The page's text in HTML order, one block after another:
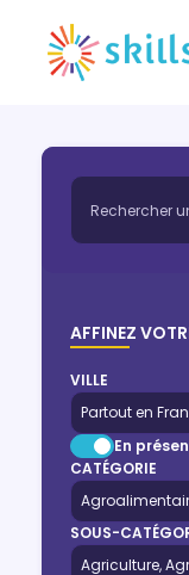
AFFINEZ
VILLE
En
CATÉGORIE
SOUS-